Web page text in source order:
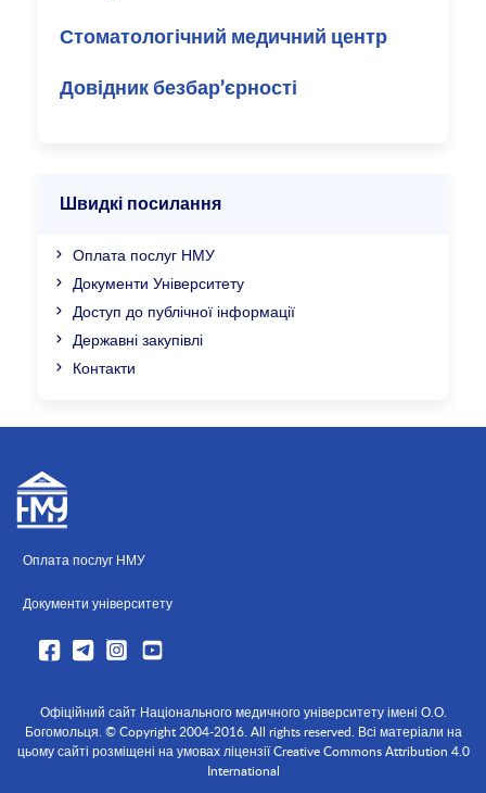
Стоматологічний медичний центр
Довідник безбар’єрності
Швидкі посилання
Оплата послуг НМУ
Документи Університету
Доступ до публічної інформації
Державні закупівлі
Контакти
Оплата послуг НМУ
Документи університету
Офіційний сайт Національного медичного університету імені О.О.
Богомольця. © Copyright 2004-2016. All rights reserved. Всі матеріали на
цьому сайті розміщені на умовах ліцензії Creative Commons Attribution 4.0
International